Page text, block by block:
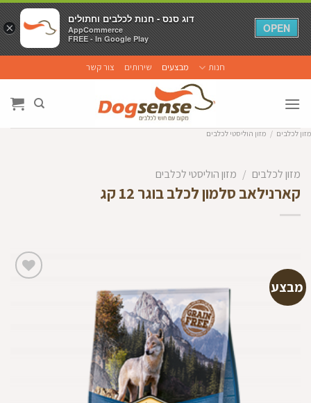
to
content
חנות מבצעים שירותים צור קשר
מזון לכלבים / מזון הוליסטי לכלבים
מזון לכלבים / מזון הוליסטי לכלבים
קארנילאב סלמון לכלב בוגר 12 קג
מבצע
×
דוג סנס - חנות לכלבים וחתולים
AppCommerce
FREE - In Google Play
OPEN
×
דוג סנס - חנות לכלבים וחתולים
AppCommerce
FREE - In Google Play
OPEN